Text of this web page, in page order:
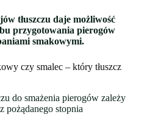
tłuszczu daje możliwość
przygotowania pierogów
smakowymi.
czy smalec – który tłuszcz
do smażenia pierogów zależy
pożądanego stopnia